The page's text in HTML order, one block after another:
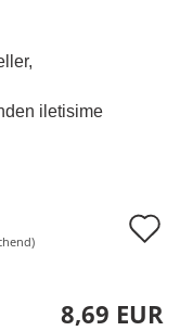
iletisime
8,69 EUR